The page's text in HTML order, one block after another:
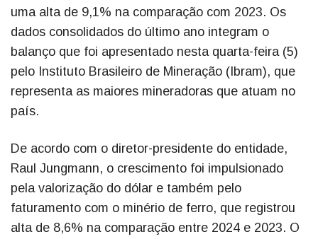
uma alta de 9,1% na comparação com 2023. Os
dados consolidados do último ano integram o
balanço que foi apresentado nesta quarta-feira (5)
pelo Instituto Brasileiro de Mineração (Ibram), que
representa as maiores mineradoras que atuam no
país.
De acordo com o diretor-presidente do entidade,
Raul Jungmann, o crescimento foi impulsionado
pela valorização do dólar e também pelo
faturamento com o minério de ferro, que registrou
alta de 8,6% na comparação entre 2024 e 2023. O